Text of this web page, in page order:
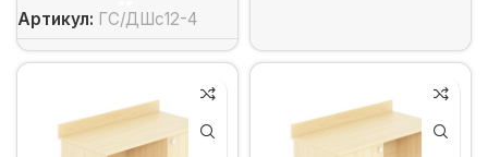
Артикул: ГС/ДШс12-4